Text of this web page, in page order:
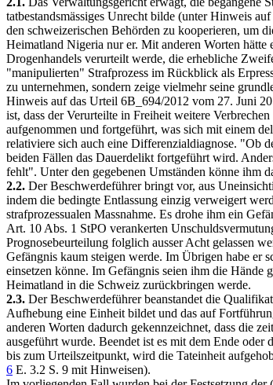
tatbestandsmässiges Unrecht bilde (unter Hinweis auf
den schweizerischen Behörden zu kooperieren, um
Heimatland Nigeria nur er. Mit anderen Worten hätte
Drogenhandels verurteilt werde, die erhebliche
"manipulierten" Strafprozess im Rückblick als
zu unternehmen, sondern zeige vielmehr seine
Hinweis auf das Urteil 6B_694/2012 vom 27. Juni
ist, dass der Verurteilte in Freiheit weitere
aufgenommen und fortgeführt, was sich mit einem
relativiere sich auch eine Differenzialdiagnose. "Ob
beiden Fällen das Dauerdelikt fortgeführt wird.
fehlt". Unter den gegebenen Umständen könne ihm
2.2. Der Beschwerdeführer bringt vor, aus
indem die bedingte Entlassung einzig verweigert
strafprozessualen Massnahme. Es drohe ihm ein
Art. 10 Abs. 1 StPO verankerten
Prognosebeurteilung folglich ausser Acht gelassen
Gefängnis kaum steigen werde. Im Übrigen habe er
einsetzen könne. Im Gefängnis seien ihm die Hände
Heimatland in die Schweiz zurückbringen werde.
2.3. Der Beschwerdeführer beanstandet die
Aufhebung eine Einheit bildet und das auf
anderen Worten dadurch gekennzeichnet, dass die
ausgeführt wurde. Beendet ist es mit dem Ende
bis zum Urteilszeitpunkt, wird die Tateinheit
6 E. 3.2 S. 9 mit Hinweisen).